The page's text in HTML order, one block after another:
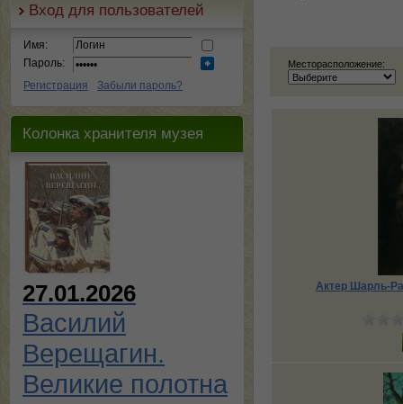
Вход для пользователей
Имя:
Пароль:
Регистрация
Забыли пароль?
Колонка хранителя музея
27.01.2026
Василий
Верещагин.
Великие полотна
Месторасположение:
Актер Шарль-